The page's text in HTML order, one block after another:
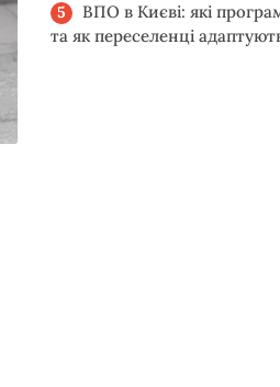
ВПО в Києві: які
та як переселенці